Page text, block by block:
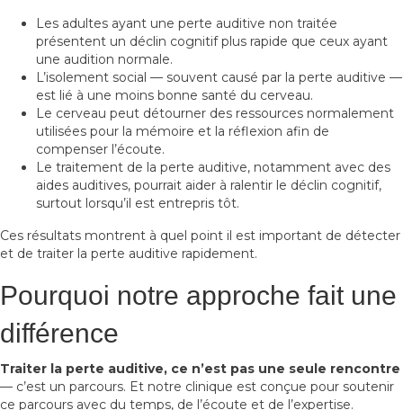
Les adultes ayant une perte auditive non traitée
présentent un déclin cognitif plus rapide que ceux ayant
une audition normale.
L’isolement social — souvent causé par la perte auditive —
est lié à une moins bonne santé du cerveau.
Le cerveau peut détourner des ressources normalement
utilisées pour la mémoire et la réflexion afin de
compenser l’écoute.
Le traitement de la perte auditive, notamment avec des
aides auditives, pourrait aider à ralentir le déclin cognitif,
surtout lorsqu’il est entrepris tôt.
Ces résultats montrent à quel point il est important de détecter
et de traiter la perte auditive rapidement.
Pourquoi notre approche fait une
différence
Traiter la perte auditive, ce n’est pas une seule rencontre
— c’est un parcours. Et notre clinique est conçue pour soutenir
ce parcours avec du temps, de l’écoute et de l’expertise.